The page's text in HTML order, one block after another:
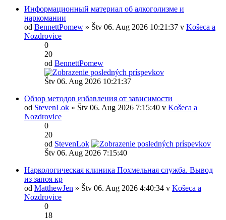
Информационный материал об алкоголизме и
наркомании
od BennettPomew » Štv 06. Aug 2026 10:21:37 v Košeca a
Nozdrovice
0
20
od BennettPomew
Štv 06. Aug 2026 10:21:37
Обзор методов избавления от зависимости
od StevenLok » Štv 06. Aug 2026 7:15:40 v Košeca a
Nozdrovice
0
20
od StevenLok
Štv 06. Aug 2026 7:15:40
Наркологическая клиника Похмельная служба. Вывод
из запоя кр
od MatthewJen » Štv 06. Aug 2026 4:40:34 v Košeca a
Nozdrovice
0
18